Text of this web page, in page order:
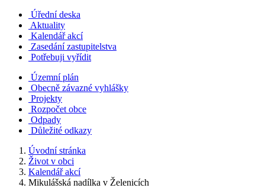
Úřední deska
Aktuality
Kalendář akcí
Zasedání zastupitelstva
Potřebuji vyřídit
Územní plán
Obecně závazné vyhlášky
Projekty
Rozpočet obce
Odpady
Důležité odkazy
Úvodní stránka
Život v obci
Kalendář akcí
Mikulášská nadílka v Želenicích